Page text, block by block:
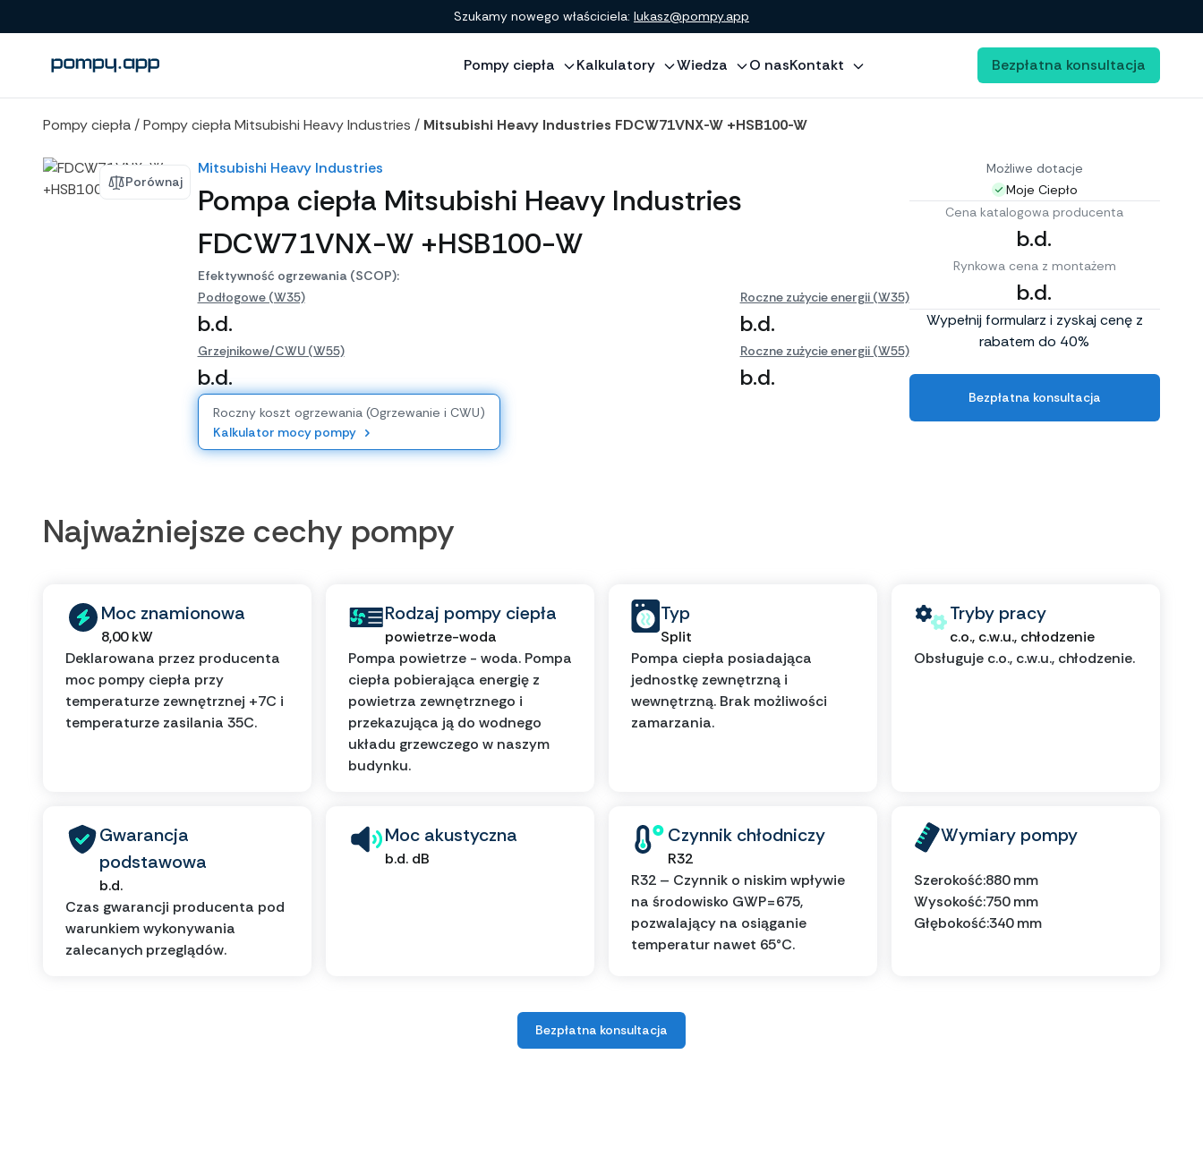
Szukamy nowego właściciela: lukasz@pompy.app
Pompy ciepła Kalkulatory Wiedza O nasKontakt Bezpłatna konsultacja
Pompy ciepła /Pompy ciepła Mitsubishi Heavy Industries / Mitsubishi Heavy Industries FDCW71VNX-W +HSB100-W
Porównaj
Mitsubishi Heavy Industries
Pompa ciepła Mitsubishi Heavy Industries
FDCW71VNX-W +HSB100-W
Efektywność ogrzewania (SCOP):
Podłogowe (W35)
b.d.
Roczne zużycie energii (W35)
b.d.
Grzejnikowe/CWU (W55)
b.d.
Roczne zużycie energii (W55)
b.d.
Roczny koszt ogrzewania (Ogrzewanie i CWU)
Kalkulator mocy pompy
Możliwe dotacje
Moje Ciepło
Cena katalogowa producenta
b.d.
Rynkowa cena z montażem
b.d.
Wypełnij formularz i zyskaj cenę z
rabatem do 40%
Bezpłatna konsultacja
Najważniejsze cechy pompy
Moc znamionowa
8,00 kW
Deklarowana przez producenta
moc pompy ciepła przy
temperaturze zewnętrznej +7C i
temperaturze zasilania 35C.
Rodzaj pompy ciepła
powietrze-woda
Pompa powietrze - woda. Pompa
ciepła pobierająca energię z
powietrza zewnętrznego i
przekazująca ją do wodnego
układu grzewczego w naszym
budynku.
Typ
Split
Pompa ciepła posiadająca
jednostkę zewnętrzną i
wewnętrzną. Brak możliwości
zamarzania.
Tryby pracy
c.o., c.w.u., chłodzenie
Obsługuje c.o., c.w.u., chłodzenie.
Gwarancja
podstawowa
b.d.
Czas gwarancji producenta pod
warunkiem wykonywania
zalecanych przeglądów.
Moc akustyczna
b.d. dB
Czynnik chłodniczy
R32
R32 – Czynnik o niskim wpływie
na środowisko GWP=675,
pozwalający na osiąganie
temperatur nawet 65°C.
Wymiary pompy
Szerokość:880 mm
Wysokość:750 mm
Głębokość:340 mm
Bezpłatna konsultacja